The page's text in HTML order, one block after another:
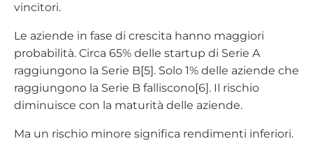
vincitori.
Le aziende in fase di crescita hanno maggiori
probabilità. Circa 65% delle startup di Serie A
raggiungono la Serie B[5]. Solo 1% delle aziende che
raggiungono la Serie B falliscono[6]. Il rischio
diminuisce con la maturità delle aziende.
Ma un rischio minore significa rendimenti inferiori.